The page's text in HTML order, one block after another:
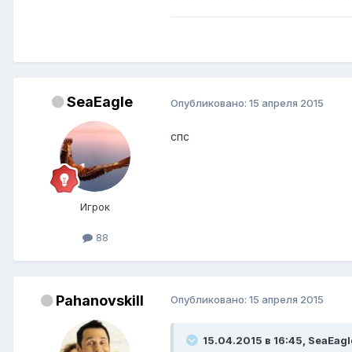
SeaEagle
Игрок
88
Опубликовано: 15 апреля 2015
спс
Pahanovskill Опубликовано: 15 апреля 2015
15.04.2015 в 16:45,